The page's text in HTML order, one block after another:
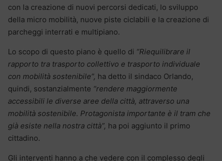
con la creazione di nuovi percorsi dedicati, lo sviluppo
della micro mobilità, nuove piste ciclabili e la creazione di
parcheggi interrati e multipiano.
Lo scopo di questo piano è quello di “Riequilibrare il
rapporto tra trasporto collettivo e trasporto individuale
con mobilità sostenibile”, ha detto il sindaco Orlando,
quindi, sostanzialmente “rendere maggiormente
accessibili le diverse aree della città, attraverso una
mobilità sostenibile. Protagonista importante è il tram che
già esiste nella nostra città”, ha poi aggiunto il primo
cittadino.
Gli interventi hanno a che vedere con il complesso degli